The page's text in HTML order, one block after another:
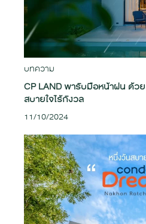
บทความ
CP LAND พารับมือหน้าฝน ด้ว
สบายใจไร้กังวล
11/10/2024